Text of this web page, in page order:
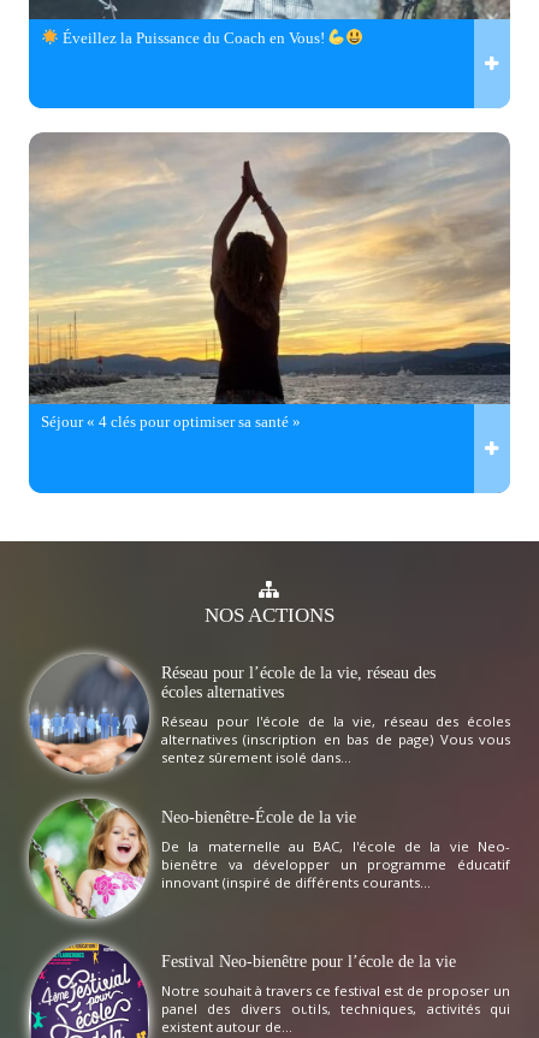
Éveillez la Puissance du Coach en Vous!
Séjour « 4 clés pour optimiser sa santé »
NOSACTIONS
Réseau pour l’école de la vie, réseau des
écoles alternatives
Réseau pour l'école de la vie, réseau des écoles
alternatives (inscription en bas de page) Vous vous
sentez sûrement isolé dans...
Neo-bienêtre-École de la vie
De la maternelle au BAC, l'école de la vie Neo-
bienêtre va développer un programme éducatif
innovant (inspiré de différents courants...
Festival Neo-bienêtre pour l’école de la vie
Notre souhait à travers ce festival est de proposer un
panel des divers outils, techniques, activités qui
existent autour de...